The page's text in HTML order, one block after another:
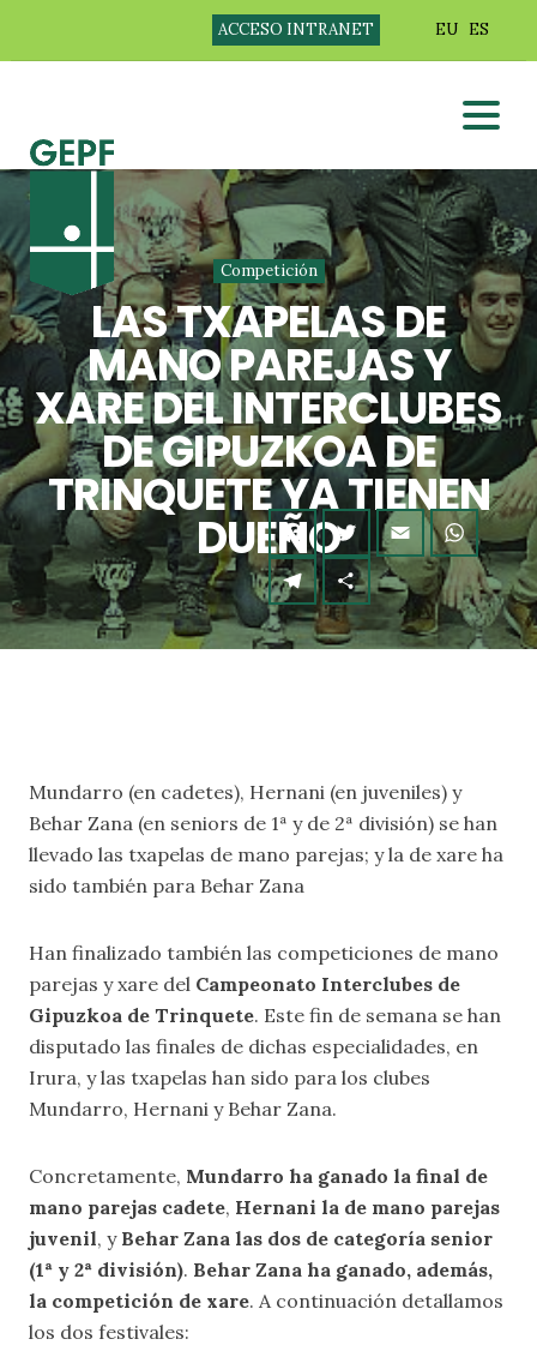
ACCESO INTRANET EU ES
Competición
LAS TXAPELAS DE
MANO PAREJAS Y
XARE DEL INTERCLUBES
DE GIPUZKOA DE
TRINQUETE YA TIENEN
DUEÑO
Mundarro (en cadetes), Hernani (en juveniles) y
Behar Zana (en seniors de 1ª y de 2ª división) se han
llevado las txapelas de mano parejas; y la de xare ha
sido también para Behar Zana
Han finalizado también las competiciones de mano
parejas y xare del Campeonato Interclubes de
Gipuzkoa de Trinquete. Este fin de semana se han
disputado las finales de dichas especialidades, en
Irura, y las txapelas han sido para los clubes
Mundarro, Hernani y Behar Zana.
Concretamente, Mundarro ha ganado la final de
mano parejas cadete, Hernani la de mano parejas
juvenil, y Behar Zana las dos de categoría senior
(1ª y 2ª división). Behar Zana ha ganado, además,
la competición de xare. A continuación detallamos
los dos festivales: